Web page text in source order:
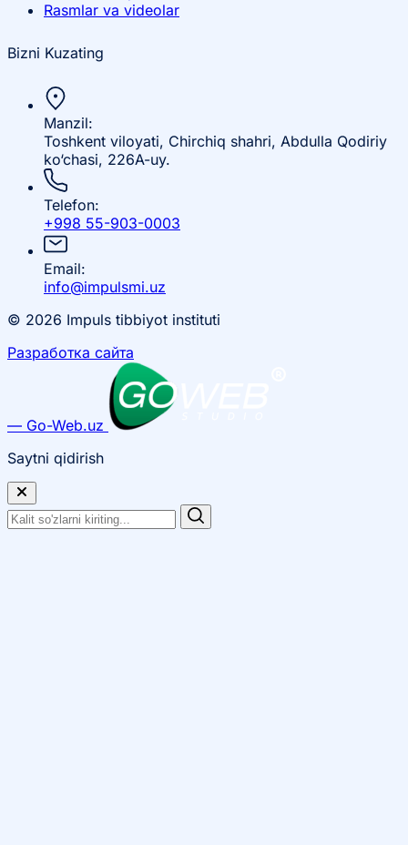
Rasmlar va videolar
Bizni Kuzating
Manzil:
Toshkent viloyati, Chirchiq shahri, Abdulla Qodiriy
ko‘chasi, 226A-uy.
Telefon:
+998 55-903-0003
Email:
info@impulsmi.uz
© 2026 Impuls tibbiyot instituti
Разработка сайта
— Go-Web.uz
Saytni qidirish